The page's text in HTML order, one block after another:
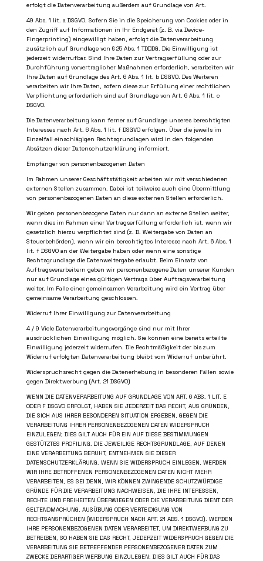
erfolgt die Datenverarbeitung außerdem auf Grundlage von Art.
49 Abs. 1 lit. a DSGVO. Sofern Sie in die Speicherung von Cookies oder in
den Zugriff auf Informationen in Ihr Endgerät (z. B. via Device-
Fingerprinting) eingewilligt haben, erfolgt die Datenverarbeitung
zusätzlich auf Grundlage von § 25 Abs. 1 TDDDG. Die Einwilligung ist
jederzeit widerrufbar. Sind Ihre Daten zur Vertragserfüllung oder zur
Durchführung vorvertraglicher Maßnahmen erforderlich, verarbeiten wir
Ihre Daten auf Grundlage des Art. 6 Abs. 1 lit. b DSGVO. Des Weiteren
verarbeiten wir Ihre Daten, sofern diese zur Erfüllung einer rechtlichen
Verpflichtung erforderlich sind auf Grundlage von Art. 6 Abs. 1 lit. c
DSGVO.
Die Datenverarbeitung kann ferner auf Grundlage unseres berechtigten
Interesses nach Art. 6 Abs. 1 lit. f DSGVO erfolgen. Über die jeweils im
Einzelfall einschlägigen Rechtsgrundlagen wird in den folgenden
Absätzen dieser Datenschutzerklärung informiert.
Empfänger von personenbezogenen Daten
Im Rahmen unserer Geschäftstätigkeit arbeiten wir mit verschiedenen
externen Stellen zusammen. Dabei ist teilweise auch eine Übermittlung
von personenbezogenen Daten an diese externen Stellen erforderlich.
Wir geben personenbezogene Daten nur dann an externe Stellen weiter,
wenn dies im Rahmen einer Vertragserfüllung erforderlich ist, wenn wir
gesetzlich hierzu verpflichtet sind (z. B. Weitergabe von Daten an
Steuerbehörden), wenn wir ein berechtigtes Interesse nach Art. 6 Abs. 1
lit. f DSGVO an der Weitergabe haben oder wenn eine sonstige
Rechtsgrundlage die Datenweitergabe erlaubt. Beim Einsatz von
Auftragsverarbeitern geben wir personenbezogene Daten unserer Kunden
nur auf Grundlage eines gültigen Vertrags über Auftragsverarbeitung
weiter. Im Falle einer gemeinsamen Verarbeitung wird ein Vertrag über
gemeinsame Verarbeitung geschlossen.
Widerruf Ihrer Einwilligung zur Datenverarbeitung
4 / 9 Viele Datenverarbeitungsvorgänge sind nur mit Ihrer
ausdrücklichen Einwilligung möglich. Sie können eine bereits erteilte
Einwilligung jederzeit widerrufen. Die Rechtmäßigkeit der bis zum
Widerruf erfolgten Datenverarbeitung bleibt vom Widerruf unberührt.
Widerspruchsrecht gegen die Datenerhebung in besonderen Fällen sowie
gegen Direktwerbung (Art. 21 DSGVO)
WENN DIE DATENVERARBEITUNG AUF GRUNDLAGE VON ART. 6 ABS. 1 LIT. E
ODER F DSGVO ERFOLGT, HABEN SIE JEDERZEIT DAS RECHT, AUS GRÜNDEN,
DIE SICH AUS IHRER BESONDEREN SITUATION ERGEBEN, GEGEN DIE
VERARBEITUNG IHRER PERSONENBEZOGENEN DATEN WIDERSPRUCH
EINZULEGEN; DIES GILT AUCH FÜR EIN AUF DIESE BESTIMMUNGEN
GESTÜTZTES PROFILING. DIE JEWEILIGE RECHTSGRUNDLAGE, AUF DENEN
EINE VERARBEITUNG BERUHT, ENTNEHMEN SIE DIESER
DATENSCHUTZERKLÄRUNG. WENN SIE WIDERSPRUCH EINLEGEN, WERDEN
WIR IHRE BETROFFENEN PERSONENBEZOGENEN DATEN NICHT MEHR
VERARBEITEN, ES SEI DENN, WIR KÖNNEN ZWINGENDE SCHUTZWÜRDIGE
GRÜNDE FÜR DIE VERARBEITUNG NACHWEISEN, DIE IHRE INTERESSEN,
RECHTE UND FREIHEITEN ÜBERWIEGEN ODER DIE VERARBEITUNG DIENT DER
GELTENDMACHUNG, AUSÜBUNG ODER VERTEIDIGUNG VON
RECHTSANSPRÜCHEN (WIDERSPRUCH NACH ART. 21 ABS. 1 DSGVO). WERDEN
IHRE PERSONENBEZOGENEN DATEN VERARBEITET, UM DIREKTWERBUNG ZU
BETREIBEN, SO HABEN SIE DAS RECHT, JEDERZEIT WIDERSPRUCH GEGEN DIE
VERARBEITUNG SIE BETREFFENDER PERSONENBEZOGENER DATEN ZUM
ZWECKE DERARTIGER WERBUNG EINZULEGEN; DIES GILT AUCH FÜR DAS